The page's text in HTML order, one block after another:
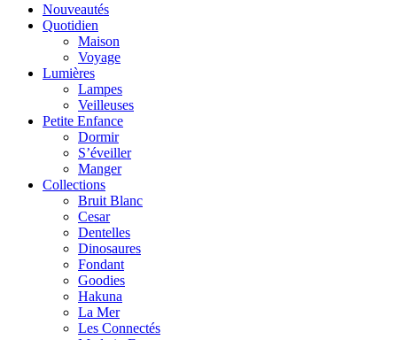
Nouveautés
Quotidien
Maison
Voyage
Lumières
Lampes
Veilleuses
Petite Enfance
Dormir
S’éveiller
Manger
Collections
Bruit Blanc
Cesar
Dentelles
Dinosaures
Fondant
Goodies
Hakuna
La Mer
Les Connectés